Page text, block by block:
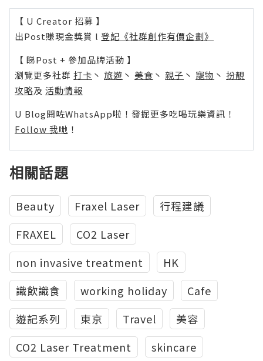
【 U Creator 招募 】
出Post賺現金獎賞 l 登記《社群創作有價企劃》
【 睇Post + 參加品牌活動 】
瀏覽更多社群 打卡 丶 旅遊 丶 美食 丶 親子 丶 寵物 丶 扮靚
攻略及 活動情報
U Blog開咗WhatsApp啦！發掘更多吃喝玩樂資訊！
Follow 我哋 ！
相關話題
Beauty Fraxel Laser
行程建議
FRAXEL
CO2 Laser
non invasive treatment
HK
識飲識食
working holiday
Cafe
遊記系列
東京 Travel
美容
CO2 Laser Treatment
skincare